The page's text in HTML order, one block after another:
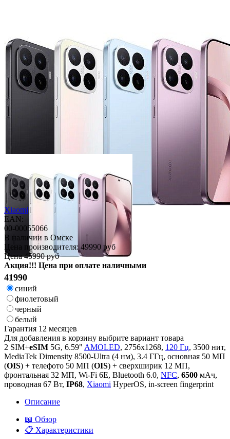
Xiaomi
EAN:
00-00055066
В наличии в Омске
Цена производителя: 49990 руб
Цена45990 руб
Акция!!! Цена при оплате наличными
41990
синий
фиолетовый
черный
белый
Гарантия 12 месяцев
Для добавления в корзину выбрите вариант товара
2 SIM+eSIM 5G, 6.59" AMOLED, 2756x1268, 120 Гц, 3500 нит,
MediaTek Dimensity 8500-Ultra (4 нм), 3.4 ГГц, основная 50 МП
(OIS) + телефото 50 МП (OIS) + сверхширик 12 МП,
фронтальная 32 МП, Wi-Fi 6E, Bluetooth 6.0, NFC, 6500 мАч,
проводная 67 Вт, IP68, Xiaomi HyperOS, in-screen fingerprint
Описание
📖 Обзор
📋 Характеристики